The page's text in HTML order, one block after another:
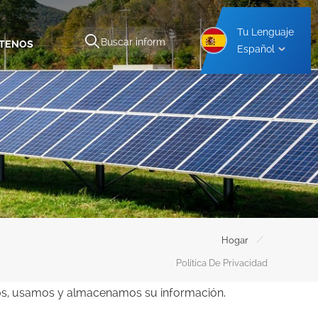
Tu Lenguaje
Español
Hogar /
Política De Privacidad
usamos y almacenamos su información.